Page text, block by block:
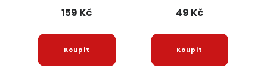
159 Kč 49 Kč